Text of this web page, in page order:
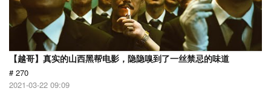
【越哥】真实的山西黑帮电影，隐隐嗅到了一丝禁忌的味道
# 270
2021-03-22 09:09